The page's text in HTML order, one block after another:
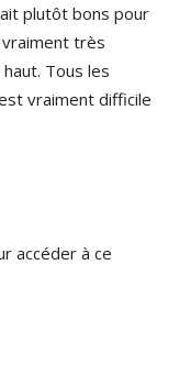
plutôt bons pour
très
Tous les
vraiment difficile
accéder à ce